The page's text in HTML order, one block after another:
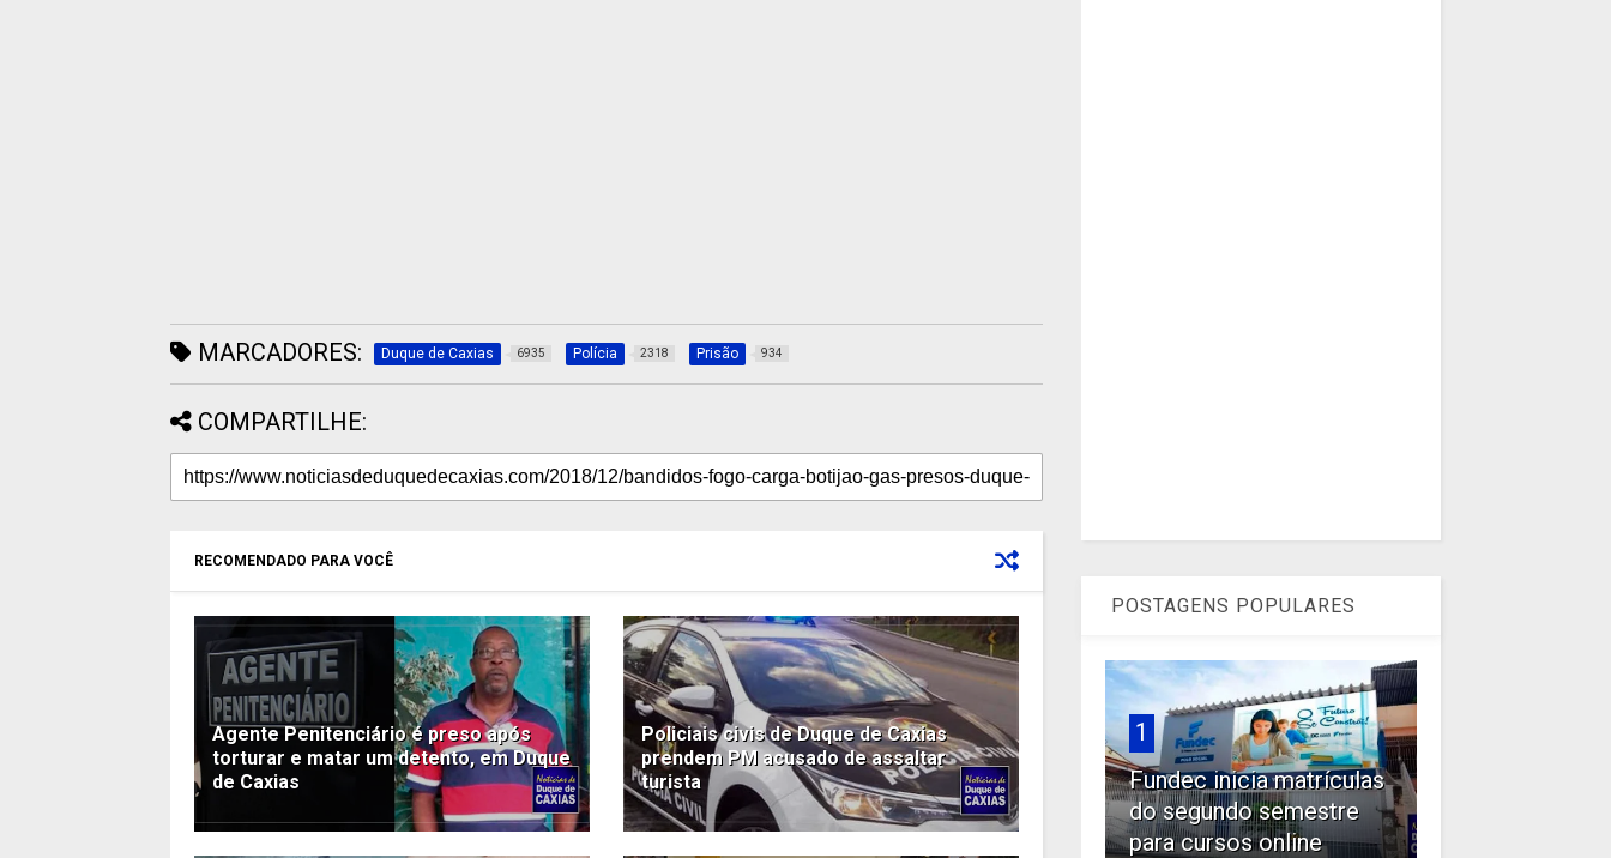
MARCADORES: Duque de Caxias 6935 Polícia 2318 Prisão 934
COMPARTILHE:
RECOMENDADO PARA VOCÊ
Agente Penitenciário é preso após
torturar e matar um detento, em Duque
de Caxias
Policiais civis de Duque de Caxias
prendem PM acusado de assaltar
turista
POSTAGENS POPULARES
1
Fundec inicia matrículas
do segundo semestre
para cursos online